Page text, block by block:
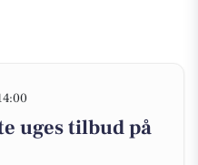
uges tilbud på